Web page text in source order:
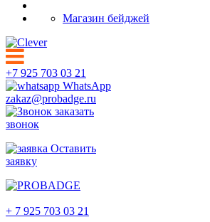
Магазин бейджей
+7 925 703 03 21
WhatsApp
zakaz@probadge.ru
заказать
звонок
Оставить
заявку
+ 7 925 703 03 21